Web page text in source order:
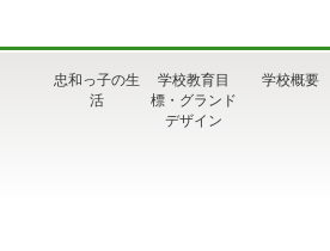
忠和っ子の生
活
学校教育目
標・グランド
デザイン
学校概要